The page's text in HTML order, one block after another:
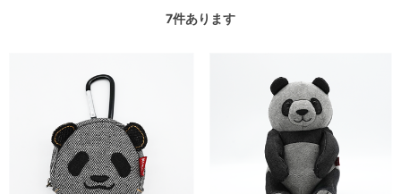
7件あります